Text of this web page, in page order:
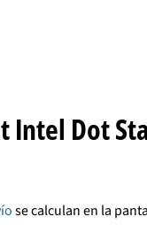
Intel Dot
se calculan en la